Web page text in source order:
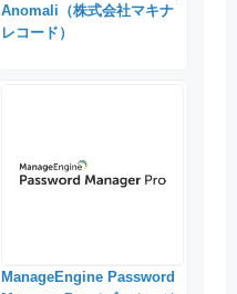
Anomali（株式会社マキナ
レコード）
ManageEngine Password